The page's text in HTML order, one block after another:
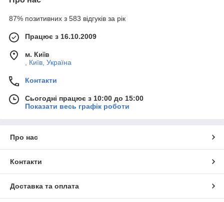
87% позитивних з 583 відгуків за рік
Працює з 16.10.2009
м. Київ
, Київ, Україна
Контакти
Сьогодні працює з 10:00 до 15:00
Показати весь графік роботи
Про нас
Контакти
Доставка та оплата